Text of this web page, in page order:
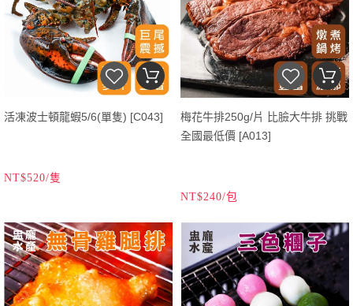
活凍波士頓龍蝦5/6(單隻) [C043]
NT$520/隻
梅花牛排250g/片 比臉大牛排 挑戰
全國最低價 [A013]
NT$240/包